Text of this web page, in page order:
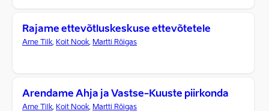
Rajame ettevõtluskeskuse ettevõtetele
Arne Tilk, Koit Nook, Martti Rõigas
Arendame Ahja ja Vastse-Kuuste piirkonda
Arne Tilk, Koit Nook, Martti Rõigas